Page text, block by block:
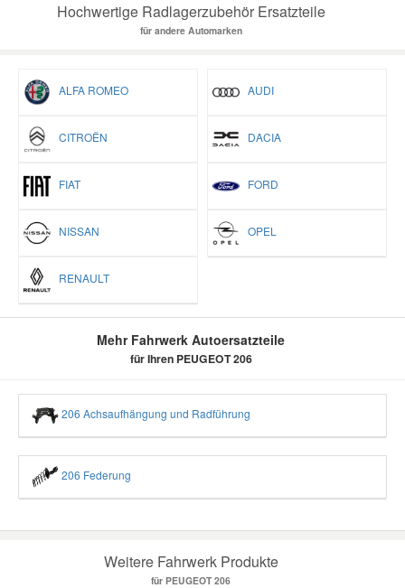
Hochwertige Radlagerzubehör Ersatzteile
für andere Automarken
ALFA ROMEO AUDI
CITROËN DACIA
FIAT FORD
NISSAN OPEL
RENAULT
Mehr Fahrwerk Autoersatzteile
für Ihren PEUGEOT 206
206 Achsaufhängung und Radführung
206 Federung
Weitere Fahrwerk Produkte
für PEUGEOT 206